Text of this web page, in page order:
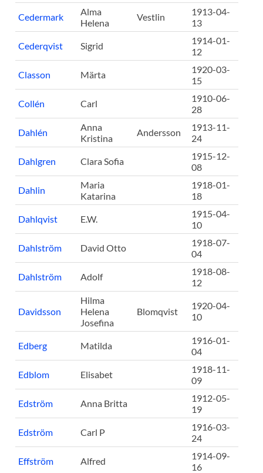
Cedermark
Alma
Helena
Vestlin
1913-04-
13
Cederqvist Sigrid
1914-01-
12
Classon Märta
1920-03-
15
Collén Carl
1910-06-
28
Dahlén
Anna
Kristina
Andersson
1913-11-
24
Dahlgren Clara Sofia
1915-12-
08
Dahlin
Maria
Katarina
1918-01-
18
Dahlqvist E.W.
1915-04-
10
Dahlström David Otto
1918-07-
04
Dahlström Adolf
1918-08-
12
Davidsson
Hilma
Helena
Josefina
Blomqvist
1920-04-
10
Edberg Matilda
1916-01-
04
Edblom Elisabet
1918-11-
09
Edström Anna Britta
1912-05-
19
Edström Carl P
1916-03-
24
Effström Alfred
1914-09-
16